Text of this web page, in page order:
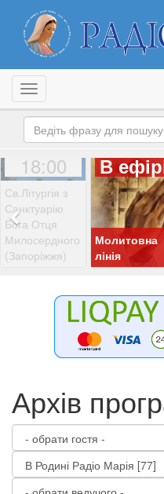
Toggle navigation
18:00
Св.Літургія з
Санктуарію
Бога Отця
Милосердного
(Запоріжжя)
В
Молитовна
лінія
Архів